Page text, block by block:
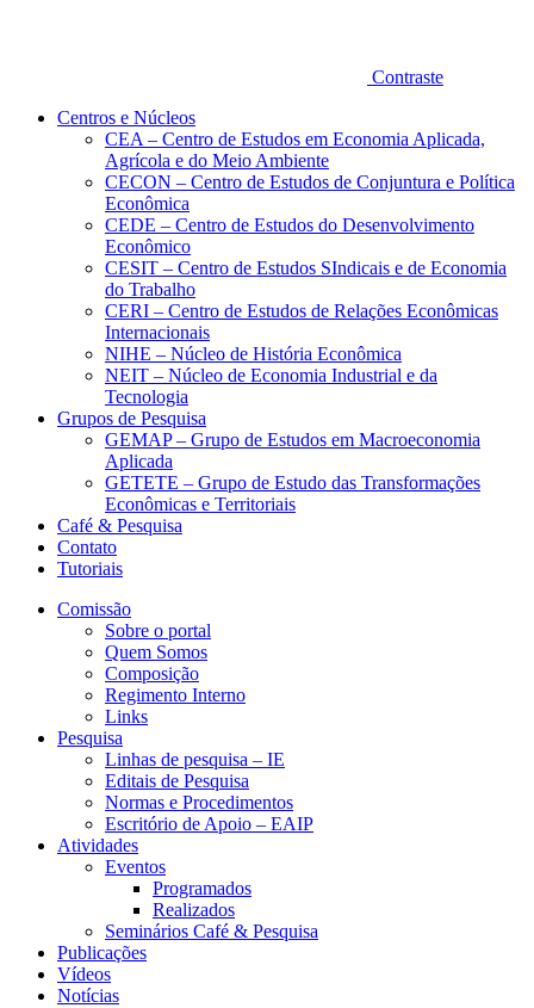
Contraste
Centros e Núcleos
CEA – Centro de Estudos em Economia Aplicada,
Agrícola e do Meio Ambiente
CECON – Centro de Estudos de Conjuntura e Política
Econômica
CEDE – Centro de Estudos do Desenvolvimento
Econômico
CESIT – Centro de Estudos SIndicais e de Economia
do Trabalho
CERI – Centro de Estudos de Relações Econômicas
Internacionais
NIHE – Núcleo de História Econômica
NEIT – Núcleo de Economia Industrial e da
Tecnologia
Grupos de Pesquisa
GEMAP – Grupo de Estudos em Macroeconomia
Aplicada
GETETE – Grupo de Estudo das Transformações
Econômicas e Territoriais
Café & Pesquisa
Contato
Tutoriais
Comissão
Sobre o portal
Quem Somos
Composição
Regimento Interno
Links
Pesquisa
Linhas de pesquisa – IE
Editais de Pesquisa
Normas e Procedimentos
Escritório de Apoio – EAIP
Atividades
Eventos
Programados
Realizados
Seminários Café & Pesquisa
Publicações
Vídeos
Notícias